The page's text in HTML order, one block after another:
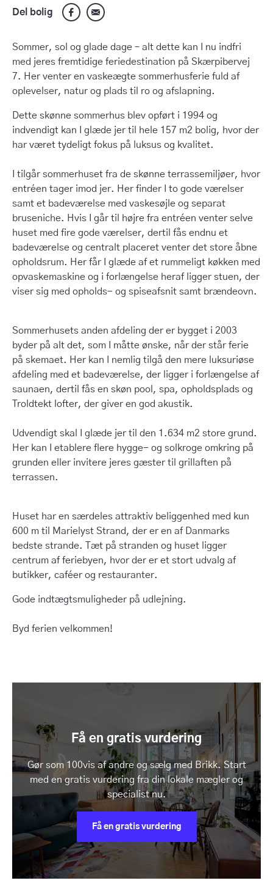
Del bolig
Sommer, sol og glade dage – alt dette kan I nu indfri
med jeres fremtidige feriedestination på Skærpibervej
7. Her venter en vaskeægte sommerhusferie fuld af
oplevelser, natur og plads til ro og afslapning.
Dette skønne sommerhus blev opført i 1994 og
indvendigt kan I glæde jer til hele 157 m2 bolig, hvor der
har været tydeligt fokus på luksus og kvalitet.
I tilgår sommerhuset fra de skønne terrassemiljøer, hvor
entréen tager imod jer. Her finder I to gode værelser
samt et badeværelse med vaskesøjle og separat
bruseniche. Hvis I går til højre fra entréen venter selve
huset med fire gode værelser, dertil fås endnu et
badeværelse og centralt placeret venter det store åbne
opholdsrum. Her får I glæde af et rummeligt køkken med
opvaskemaskine og i forlængelse heraf ligger stuen, der
viser sig med opholds- og spiseafsnit samt brændeovn.
Sommerhusets anden afdeling der er bygget i 2003
byder på alt det, som I måtte ønske, når der står ferie
på skemaet. Her kan I nemlig tilgå den mere luksuriøse
afdeling med et badeværelse, der ligger i forlængelse af
saunaen, dertil fås en skøn pool, spa, opholdsplads og
Troldtekt lofter, der giver en god akustik.
Udvendigt skal I glæde jer til den 1.634 m2 store grund.
Her kan I etablere flere hygge- og solkroge omkring på
grunden eller invitere jeres gæster til grillaften på
terrassen.
Huset har en særdeles attraktiv beliggenhed med kun
600 m til Marielyst Strand, der er en af Danmarks
bedste strande. Tæt på stranden og huset ligger
centrum af feriebyen, hvor der er et stort udvalg af
butikker, caféer og restauranter.
Gode indtægtsmuligheder på udlejning.
Byd ferien velkommen!
Få en gratis vurdering
Gør som 100vis af andre og sælg med Brikk. Start
med en gratis vurdering fra din lokale mægler og
specialist nu.
Få en gratis vurdering